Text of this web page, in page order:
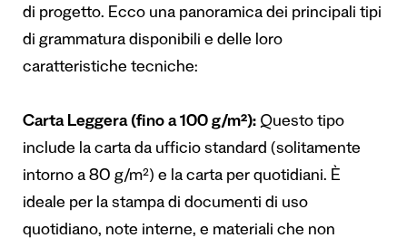
di progetto. Ecco una panoramica dei principali tipi
di grammatura disponibili e delle loro
caratteristiche tecniche:
Carta Leggera (fino a 100 g/m²): Questo tipo
include la carta da ufficio standard (solitamente
intorno a 80 g/m²) e la carta per quotidiani. È
ideale per la stampa di documenti di uso
quotidiano, note interne, e materiali che non